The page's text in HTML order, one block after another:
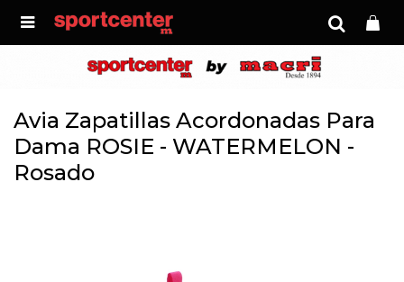

Avia Zapatillas Acordonadas Para
Dama ROSIE - WATERMELON -
Rosado